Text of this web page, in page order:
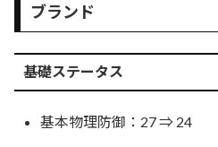
ブランド
基礎ステータス
基本物理防御：27 ⇒ 24